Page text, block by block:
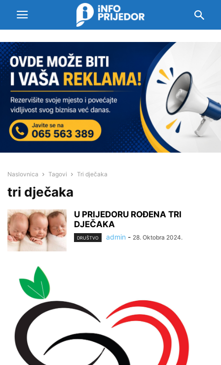
Naslovnica Tagovi Tri dječaka
tri dječaka
U PRIJEDORU ROĐENA TRI
DJEČAKA
DRUŠTVO admin - 28. Oktobra 2024.